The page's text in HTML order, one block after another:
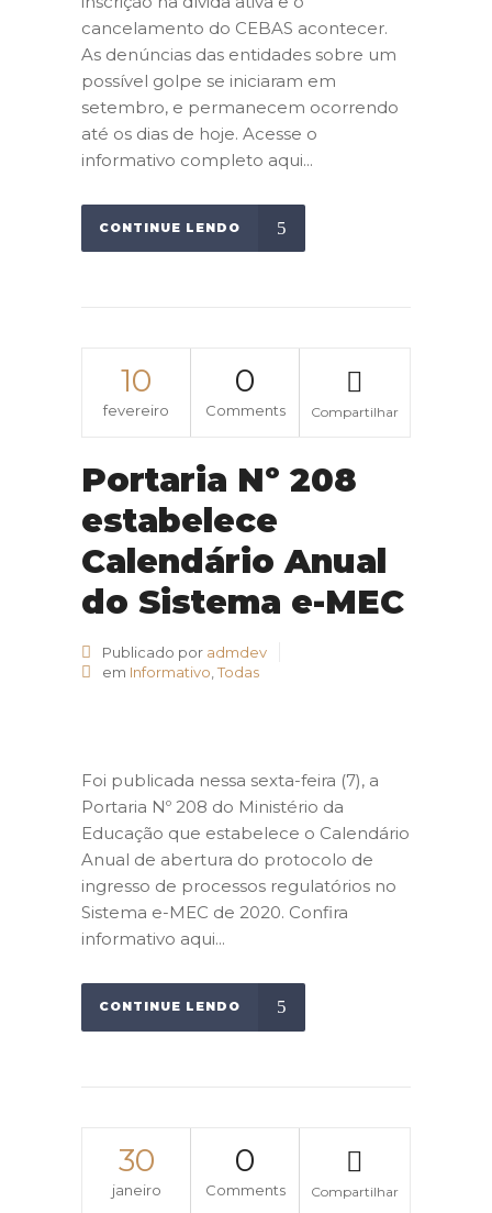
cancelamento do CEBAS acontecer.
As denúncias das entidades sobre um
possível golpe se iniciaram em
setembro, e permanecem ocorrendo
até os dias de hoje. Acesse o
informativo completo aqui...
CONTINUE LENDO
10
fevereiro
0
Comments Compartilhar
Portaria Nº 208
estabelece
Calendário Anual
do Sistema e-MEC
Publicado por admdev
em Informativo,Todas
Foi publicada nessa sexta-feira (7), a
Portaria Nº 208 do Ministério da
Educação que estabelece o Calendário
Anual de abertura do protocolo de
ingresso de processos regulatórios no
Sistema e-MEC de 2020. Confira
informativo aqui...
CONTINUE LENDO
30
janeiro
0
Comments Compartilhar